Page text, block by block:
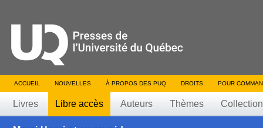
ACCUEIL NOUVELLES À PROPOS DES PUQ DROITS POUR
Livres Libre accès Auteurs Thèmes